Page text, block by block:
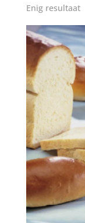
Enig resultaat